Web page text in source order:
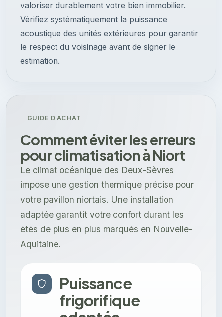
valoriser durablement votre bien immobilier.
Vérifiez systématiquement la puissance
acoustique des unités extérieures pour garantir
le respect du voisinage avant de signer le
estimation.
GUIDE D'ACHAT
Comment éviter les erreurs
pour climatisation à Niort
Le climat océanique des Deux-Sèvres
impose une gestion thermique précise pour
votre pavillon niortais. Une installation
adaptée garantit votre confort durant les
étés de plus en plus marqués en Nouvelle-
Aquitaine.
Puissance
frigorifique